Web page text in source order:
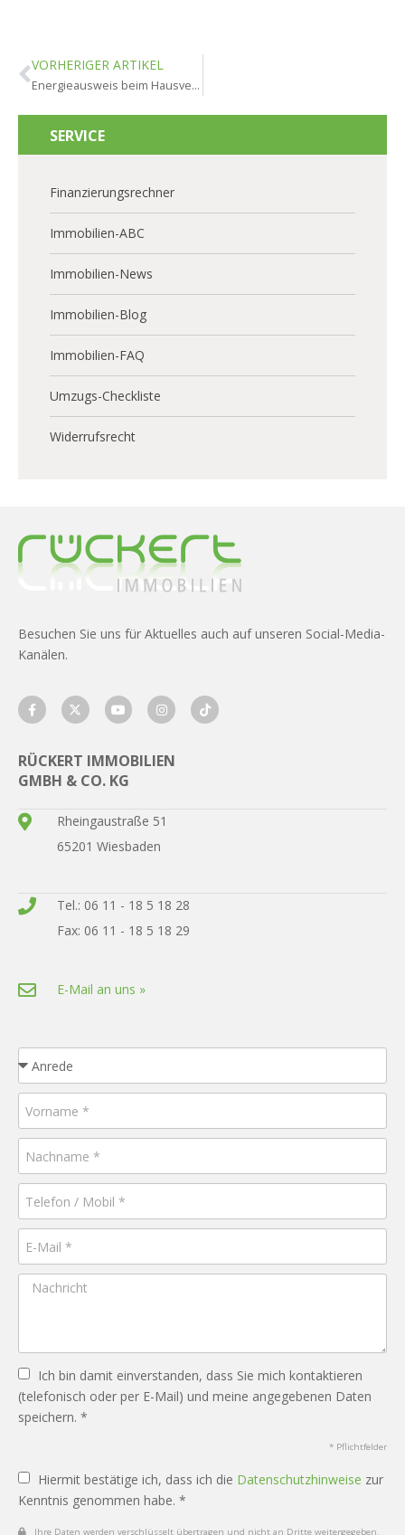
VORHERIGER ARTIKEL
Energieausweis beim Hausverkauf: Pflichten und Kosten im Überblick
SERVICE
Finanzierungsrechner
Immobilien-ABC
Immobilien-News
Immobilien-Blog
Immobilien-FAQ
Umzugs-Checkliste
Widerrufsrecht
Besuchen Sie uns für Aktuelles auch auf unseren Social-Media-
Kanälen.
RÜCKERT IMMOBILIEN
GMBH & CO. KG
Rheingaustraße 51
65201 Wiesbaden
Tel.: 06 11 - 18 5 18 28
Fax: 06 11 - 18 5 18 29
E-Mail an uns »
Ich bin damit einverstanden, dass Sie mich kontaktieren
(telefonisch oder per E-Mail) und meine angegebenen Daten
speichern. *
* Pflichtfelder
Hiermit bestätige ich, dass ich die Datenschutzhinweise zur
Kenntnis genommen habe. *
Ihre Daten werden verschlüsselt übertragen und nicht an Dritte weitergegeben.